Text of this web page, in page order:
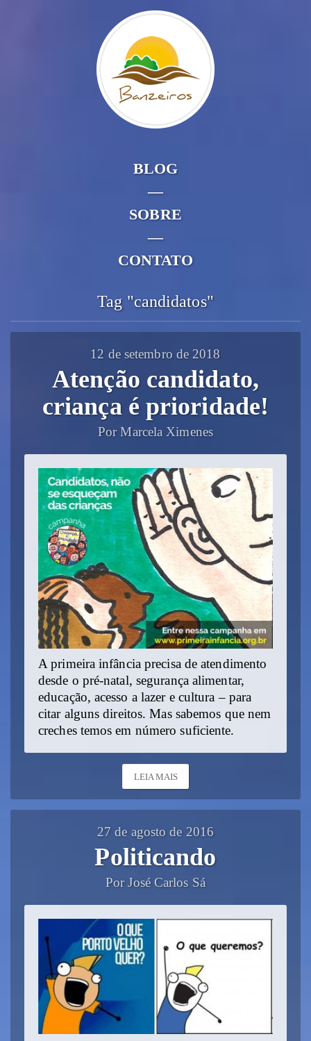
BLOG
—
SOBRE
—
CONTATO
Tag "candidatos"
12 de setembro de 2018
Atenção candidato,
criança é prioridade!
Por Marcela Ximenes
A primeira infância precisa de atendimento
desde o pré-natal, segurança alimentar,
educação, acesso a lazer e cultura – para
citar alguns direitos. Mas sabemos que nem
creches temos em número suficiente.
LEIA MAIS
27 de agosto de 2016
Politicando
Por José Carlos Sá